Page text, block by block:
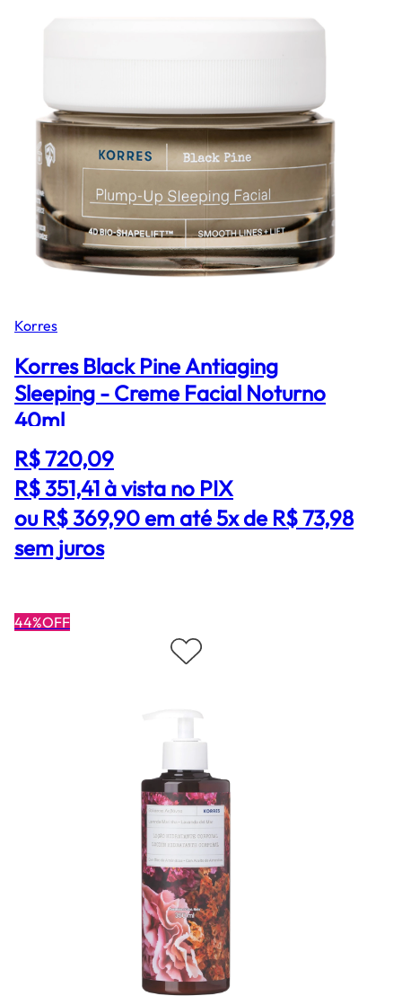
Korres
Korres Black Pine Antiaging
Sleeping - Creme Facial Noturno
40ml
R$ 720,09
R$ 351,41à vista no PIX
ou R$ 369,90 em até 5x de R$ 73,98
sem juros
44%OFF